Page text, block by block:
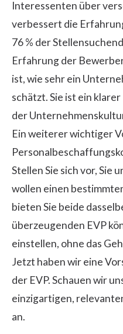
Interessenten über
verbessert die
76 % der
Erfahrung der
ist, wie sehr ein
schätzt. Sie ist ein
der
Ein weiterer wichtiger
Stellen Sie sich vor, Sie
wollen einen
bieten Sie beide
überzeugenden EVP
einstellen, ohne das
Jetzt haben wir eine
der EVP. Schauen wir
einzigartigen,
an.